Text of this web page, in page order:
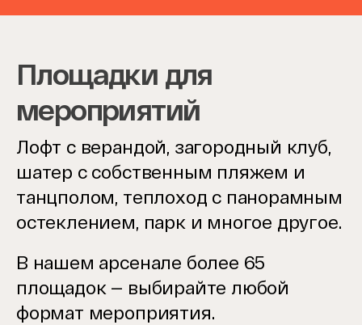
of
Площадки для
мероприятий
Лофт с верандой, загородный клуб,
шатер с собственным пляжем и
танцполом, теплоход с панорамным
остеклением, парк и многое другое.
В нашем арсенале более 65
площадок — выбирайте любой
формат мероприятия.